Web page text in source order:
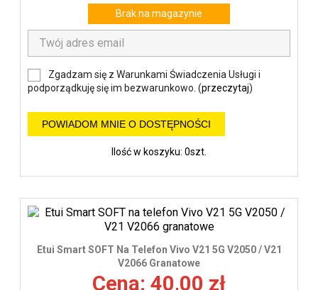
Brak na magazynie
Zgadzam się z Warunkami Świadczenia Usługi i
podporządkuję się im bezwarunkowo. (przeczytaj)
POWIADOM MNIE O DOSTĘPNOŚCI
Ilość w koszyku: 0szt.
Etui Smart SOFT Na Telefon Vivo V21 5G V2050 / V21
V2066 Granatowe
Cena: 40,00 zł